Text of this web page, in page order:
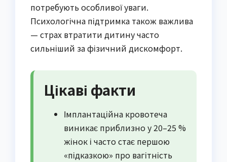
потребують особливої уваги.
Психологічна підтримка також важлива
— страх втратити дитину часто
сильніший за фізичний дискомфорт.
Цікаві факти
Імплантаційна кровотеча
виникає приблизно у 20–25 %
жінок і часто стає першою
«підказкою» про вагітність